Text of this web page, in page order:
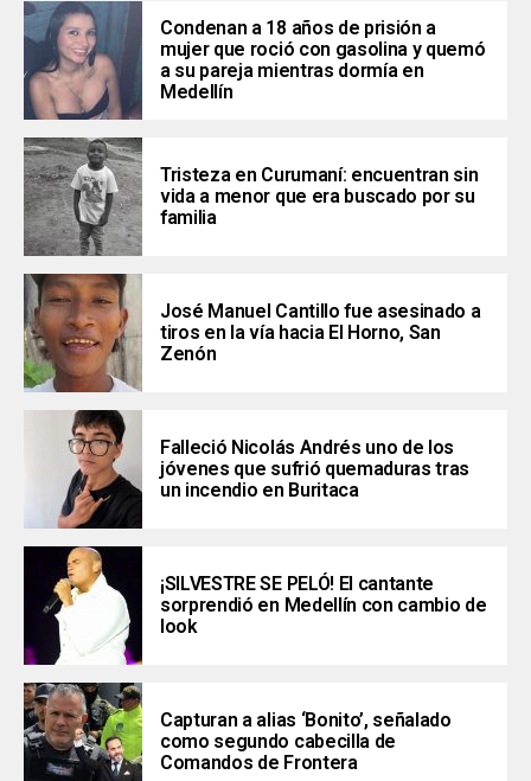
Condenan a 18 años de prisión a
mujer que roció con gasolina y quemó
a su pareja mientras dormía en
Medellín
Tristeza en Curumaní: encuentran sin
vida a menor que era buscado por su
familia
José Manuel Cantillo fue asesinado a
tiros en la vía hacia El Horno, San
Zenón
Falleció Nicolás Andrés uno de los
jóvenes que sufrió quemaduras tras
un incendio en Buritaca
¡SILVESTRE SE PELÓ! El cantante
sorprendió en Medellín con cambio de
look
Capturan a alias ‘Bonito’, señalado
como segundo cabecilla de
Comandos de Frontera